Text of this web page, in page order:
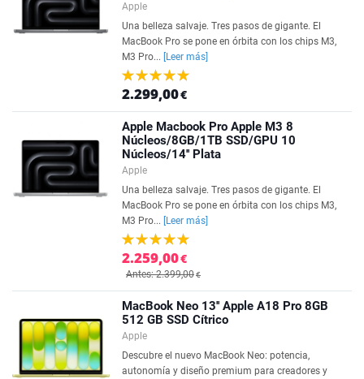
Apple
Una belleza salvaje. Tres pasos de gigante. El
MacBook Pro se pone en órbita con los chips M3,
M3 Pro...
[Leer más]
2.299,00€
Apple Macbook Pro Apple M3 8
Núcleos/8GB/1TB SSD/GPU 10
Núcleos/14'' Plata
Apple
Una belleza salvaje. Tres pasos de gigante. El
MacBook Pro se pone en órbita con los chips M3,
M3 Pro...
[Leer más]
2.259,00€
Antes: 2.399,00€
MacBook Neo 13'' Apple A18 Pro 8GB
512 GB SSD Cítrico
Apple
Descubre el nuevo MacBook Neo: potencia,
autonomía y diseño premium para creadores y